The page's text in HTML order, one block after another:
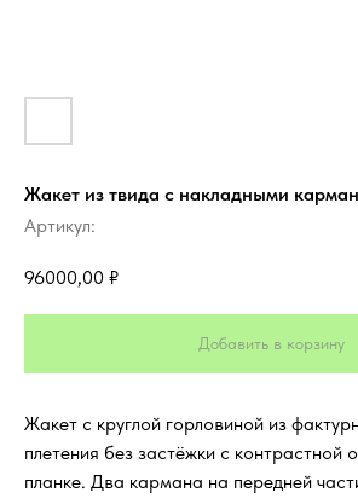
Жакет из твида с накладными
Артикул:
96000,00 ₽
Добавить в корзину
Жакет с круглой горловиной из
плетения без застёжки с контрастной
планке. Два кармана на передней